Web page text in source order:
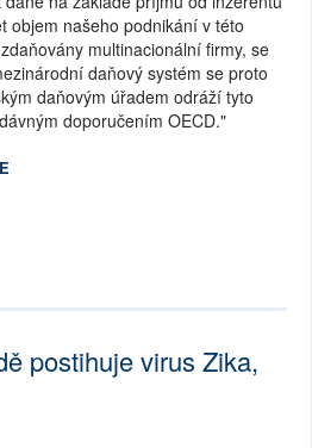
objem našeho podnikání v této
multinacionální firmy, se
daňový systém se proto
daňovým úřadem odráží tyto
doporučením OECD."
postihuje virus Zika,